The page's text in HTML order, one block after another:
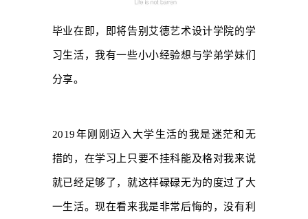
毕业在即，即将告别艾德艺术设计学院的学
习生活，我有一些小小经验想与学弟学妹们
分享。
2019年刚刚迈入大学生活的我是迷茫和无
措的，在学习上只要不挂科能及格对我来说
就已经足够了，就这样碌碌无为的度过了大
一生活。现在看来我是非常后悔的，没有利